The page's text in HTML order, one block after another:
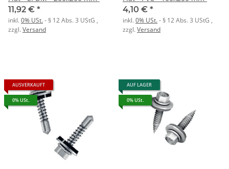
11,92 € *
inkl.0% USt.- § 12 Abs. 3 UStG ,
zzgl.Versand
4,10 € *
inkl.0% USt.- § 12 Abs. 3 UStG ,
zzgl.Versand
0% USt.
AUSVERKAUFT
0% USt.
AUF LAGER